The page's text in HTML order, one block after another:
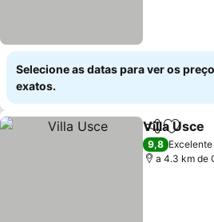
Selecione as datas para ver os
exatos.
Partilhar
Villa Usce
9,8 Excelente
a 4.3 km de